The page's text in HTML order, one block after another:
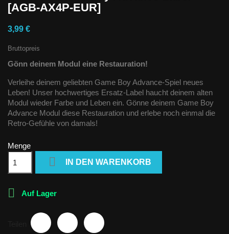
[AGB-AX4P-EUR]
3,99 €
Bruttopreis
Gönn deinem Modul eine Restauration!
Verleihe deinem geliebten Game Boy Advance-Spiel neues
Leben! Unser hochwertiges Ersatz-Label haucht deinem alten
Modul wieder Farbe und Leben ein. Gönne deinem Game Boy
Advance Modul diese Restauration und erlebe noch einmal die
Retro-Gefühle von damals!
Menge
 IN DEN WARENKORB
 Auf Lager